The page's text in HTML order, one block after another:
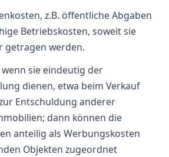
z.B. öffentliche Abgaben
Betriebskosten, soweit sie
getragen werden.
sie eindeutig der
dienen, etwa beim Verkauf
Entschuldung anderer
dann können die
anteilig als Werbungskosten
Objekten zugeordnet